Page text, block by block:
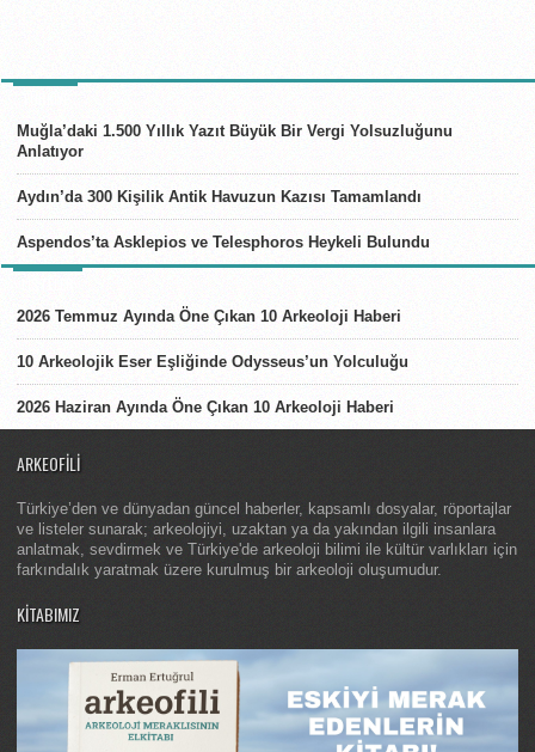
Muğla’daki 1.500 Yıllık Yazıt Büyük Bir Vergi Yolsuzluğunu
Anlatıyor
Aydın’da 300 Kişilik Antik Havuzun Kazısı Tamamlandı
Aspendos’ta Asklepios ve Telesphoros Heykeli Bulundu
2026 Temmuz Ayında Öne Çıkan 10 Arkeoloji Haberi
10 Arkeolojik Eser Eşliğinde Odysseus’un Yolculuğu
2026 Haziran Ayında Öne Çıkan 10 Arkeoloji Haberi
ARKEOFILI
Türkiye’den ve dünyadan güncel haberler, kapsamlı dosyalar, röportajlar
ve listeler sunarak; arkeolojiyi, uzaktan ya da yakından ilgili insanlara
anlatmak, sevdirmek ve Türkiye'de arkeoloji bilimi ile kültür varlıkları için
farkındalık yaratmak üzere kurulmuş bir arkeoloji oluşumudur.
KITABIMIZ